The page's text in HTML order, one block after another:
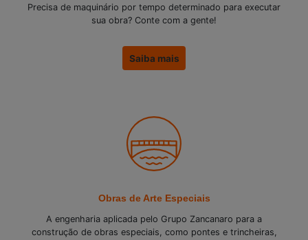
Precisa de maquinário por tempo determinado para executar
sua obra? Conte com a gente!
Saiba mais
Obras de Arte Especiais
A engenharia aplicada pelo Grupo Zancanaro para a
construção de obras especiais, como pontes e trincheiras,